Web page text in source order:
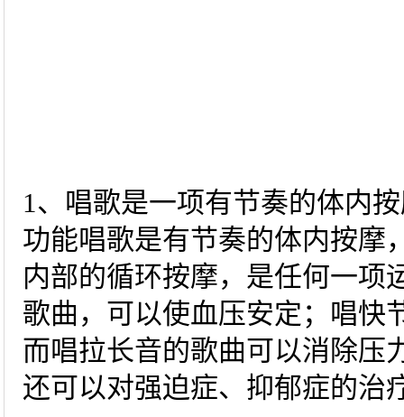
1、唱歌是一项有节奏的体内
功能唱歌是有节奏的体内按摩
内部的循环按摩，是任何一项
歌曲，可以使血压安定；唱快
而唱拉长音的歌曲可以消除压
还可以对强迫症、抑郁症的治